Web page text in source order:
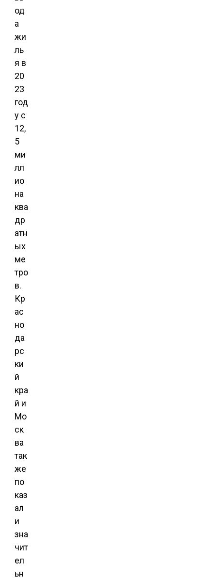
од
а
жи
ль
я в
20
23
год
у с
12,
5
ми
лл
ио
на
ква
др
атн
ых
ме
тро
в.
Кр
ас
но
да
рс
ки
й
кра
й и
Мо
ск
ва
так
же
по
каз
ал
и
зна
чит
ел
ьн